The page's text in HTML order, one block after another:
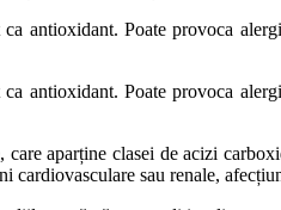
antioxidant. Poate provoca
antioxidant. Poate provoca
care aparține clasei de acizi
cardiovasculare sau renale,